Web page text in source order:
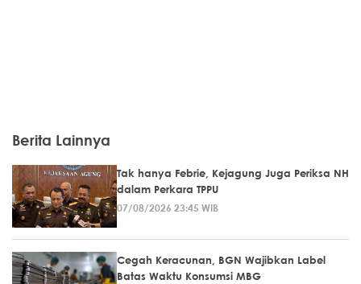
Berita Lainnya
Tak hanya Febrie, Kejagung Juga Periksa NH
dalam Perkara TPPU
07/08/2026 23:45 WIB
Cegah Keracunan, BGN Wajibkan Label
Batas Waktu Konsumsi MBG